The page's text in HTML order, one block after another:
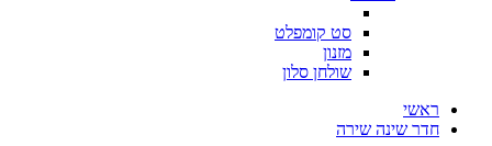
סט קומפלט
מזנון
שולחן סלון
ראשי
חדר שינה שירה